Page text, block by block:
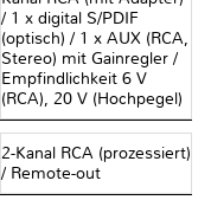
/ 1 x digital S/PDIF
(optisch) / 1 x AUX (RCA,
Stereo) mit Gainregler /
Empfindlichkeit 6 V
(RCA), 20 V (Hochpegel)
2-Kanal RCA (prozessiert)
/ Remote-out